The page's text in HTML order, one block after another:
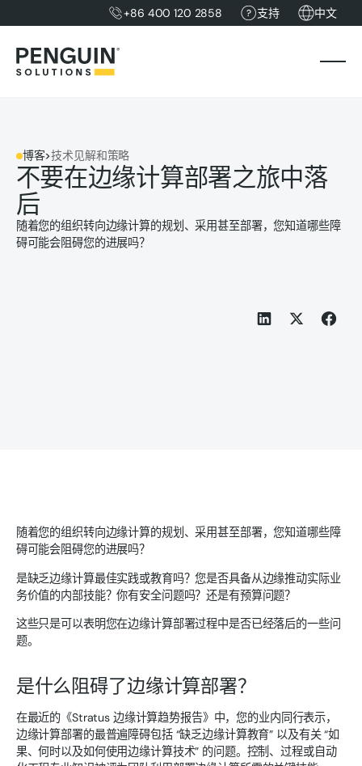
+86 400 120 2858 支持 中文
博客>技术见解和策略
不要在边缘计算部署之旅中落
后
随着您的组织转向边缘计算的规划、采用甚至部署，您知道哪些障
碍可能会阻碍您的进展吗？
随着您的组织转向边缘计算的规划、采用甚至部署，您知道哪些障
碍可能会阻碍您的进展吗？
是缺乏边缘计算最佳实践或教育吗？您是否具备从边缘推动实际业
务价值的内部技能？你有安全问题吗？还是有预算问题？
这些只是可以表明您在边缘计算部署过程中是否已经落后的一些问
题。
是什么阻碍了边缘计算部署？
在最近的《Stratus 边缘计算趋势报告》中，您的业内同行表示，
边缘计算部署的最普遍障碍包括 “缺乏边缘计算教育” 以及有关 “如
果、何时以及如何使用边缘计算技术” 的问题。控制、过程或自动